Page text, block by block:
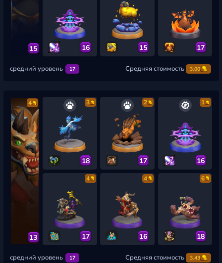
15 16 15 17
средний уровень 17 Средняя стоимость 3.00
4
13
3
18
2
17
1
16
4
17
4
16
6
18
средний уровень 17 Средняя стоимость 3.43